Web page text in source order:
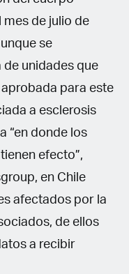
de julio de
se
unidades que
aprobada para este
a esclerosis
“en donde los
efecto”,
en Chile
afectados por la
de ellos
a recibir